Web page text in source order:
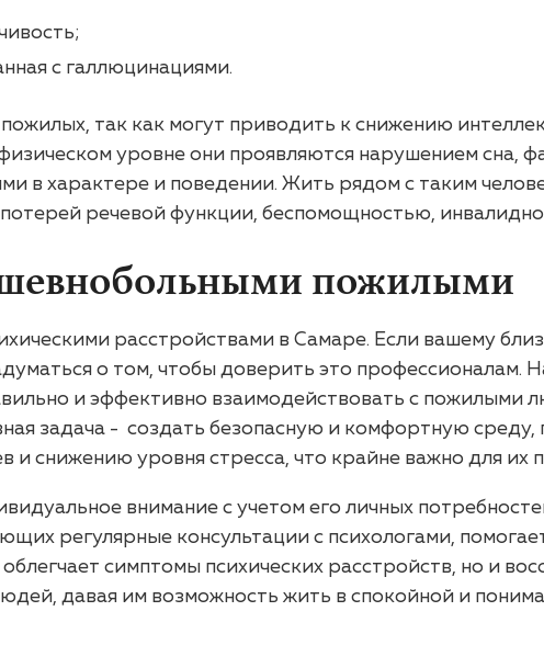
с галлюцинациями.
так как могут приводить к снижению
уровне они проявляются нарушением сна,
в характере и поведении. Жить рядом с таким
речевой функции, беспомощностью,
пожилыми
расстройствами в Самаре. Если вашему
о том, чтобы доверить это
и эффективно взаимодействовать с
задача - создать безопасную и комфортную среду,
и снижению уровня стресса, что крайне важно для их
внимание с учетом его личных
регулярные консультации с психологами,
симптомы психических расстройств, но и
давая им возможность жить в спокойной и